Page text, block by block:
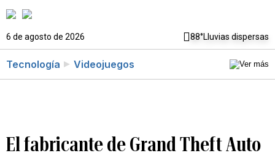
6 de agosto de 2026 88°Lluvias dispersas
Tecnología Videojuegos
El fabricante de Grand Theft Auto